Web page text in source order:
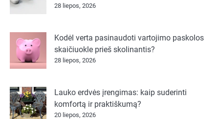
28 liepos, 2026
Kodėl verta pasinaudoti vartojimo paskolos
skaičiuokle prieš skolinantis?
28 liepos, 2026
Lauko erdvės įrengimas: kaip suderinti
komfortą ir praktiškumą?
20 liepos, 2026